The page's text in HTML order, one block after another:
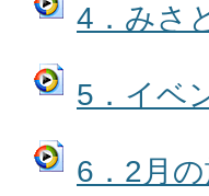
4．みさ
5．イベ
6．2月